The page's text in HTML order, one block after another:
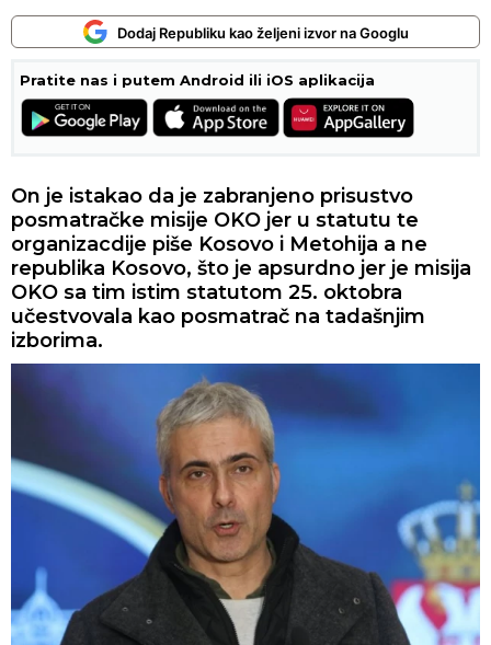
Dodaj Republiku kao željeni izvor na Googlu
Pratite nas i putem Android ili iOS aplikacija
On je istakao da je zabranjeno prisustvo
posmatračke misije OKO jer u statutu te
organizacdije piše Kosovo i Metohija a ne
republika Kosovo, što je apsurdno jer je misija
OKO sa tim istim statutom 25. oktobra
učestvovala kao posmatrač na tadašnjim
izborima.